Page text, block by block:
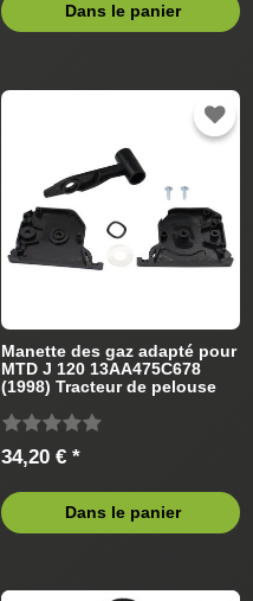
Dans le panier
Manette des gaz adapté pour
MTD J 120 13AA475C678
(1998) Tracteur de pelouse
34,20 € *
Dans le panier